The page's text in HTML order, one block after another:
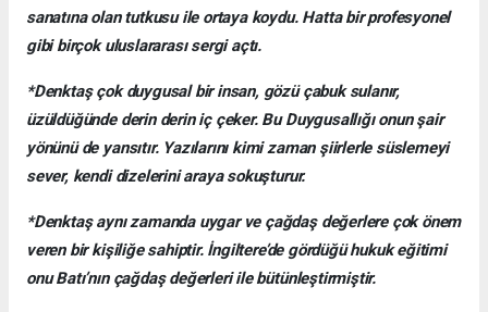
sanatına olan tutkusu ile ortaya koydu. Hatta bir profesyonel
gibi birçok uluslararası sergi açtı.
*Denktaş çok duygusal bir insan, gözü çabuk sulanır,
üzüldüğünde derin derin iç çeker. Bu Duygusallığı onun şair
yönünü de yansıtır. Yazılarını kimi zaman şiirlerle süslemeyi
sever, kendi dizelerini araya sokuşturur.
*Denktaş aynı zamanda uygar ve çağdaş değerlere çok önem
veren bir kişiliğe sahiptir. İngiltere’de gördüğü hukuk eğitimi
onu Batı’nın çağdaş değerleri ile bütünleştirmiştir.